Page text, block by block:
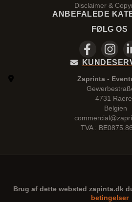
Disclaimer &
ANBEFALEDE
FØLG OS
Zaprinta -
4731
Belgien
TVA :
Brug af dette websted zapinta.dk
betingelser